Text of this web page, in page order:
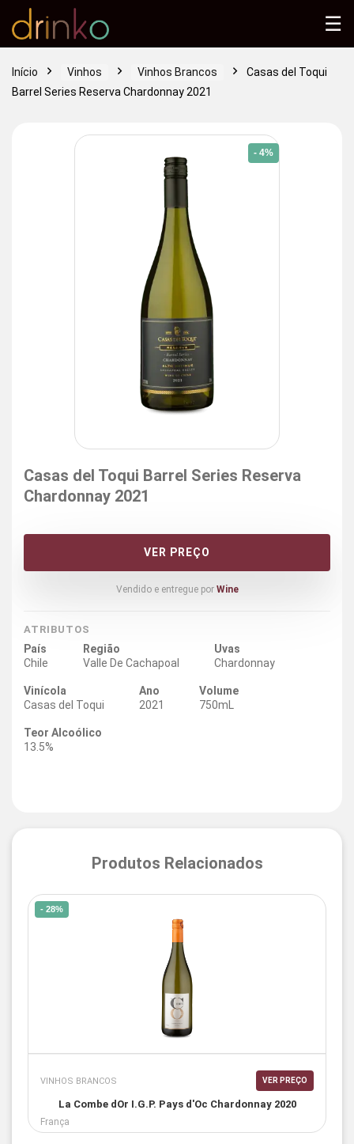
Início Vinhos Vinhos Brancos
Casas del Toqui
Barrel Series Reserva Chardonnay 2021
- 4%
Casas del Toqui Barrel Series Reserva
Chardonnay 2021
VER PREÇO
Vendido e entregue por Wine
ATRIBUTOS
País
Chile
Região
Valle De Cachapoal
Uvas
Chardonnay
Vinícola
Casas del Toqui
Ano
2021
Volume
750mL
Teor Alcoólico
13.5%
Produtos Relacionados
- 28%
VINHOS BRANCOS VER PREÇO
La Combe dOr I.G.P. Pays d'Oc Chardonnay 2020
França
☰